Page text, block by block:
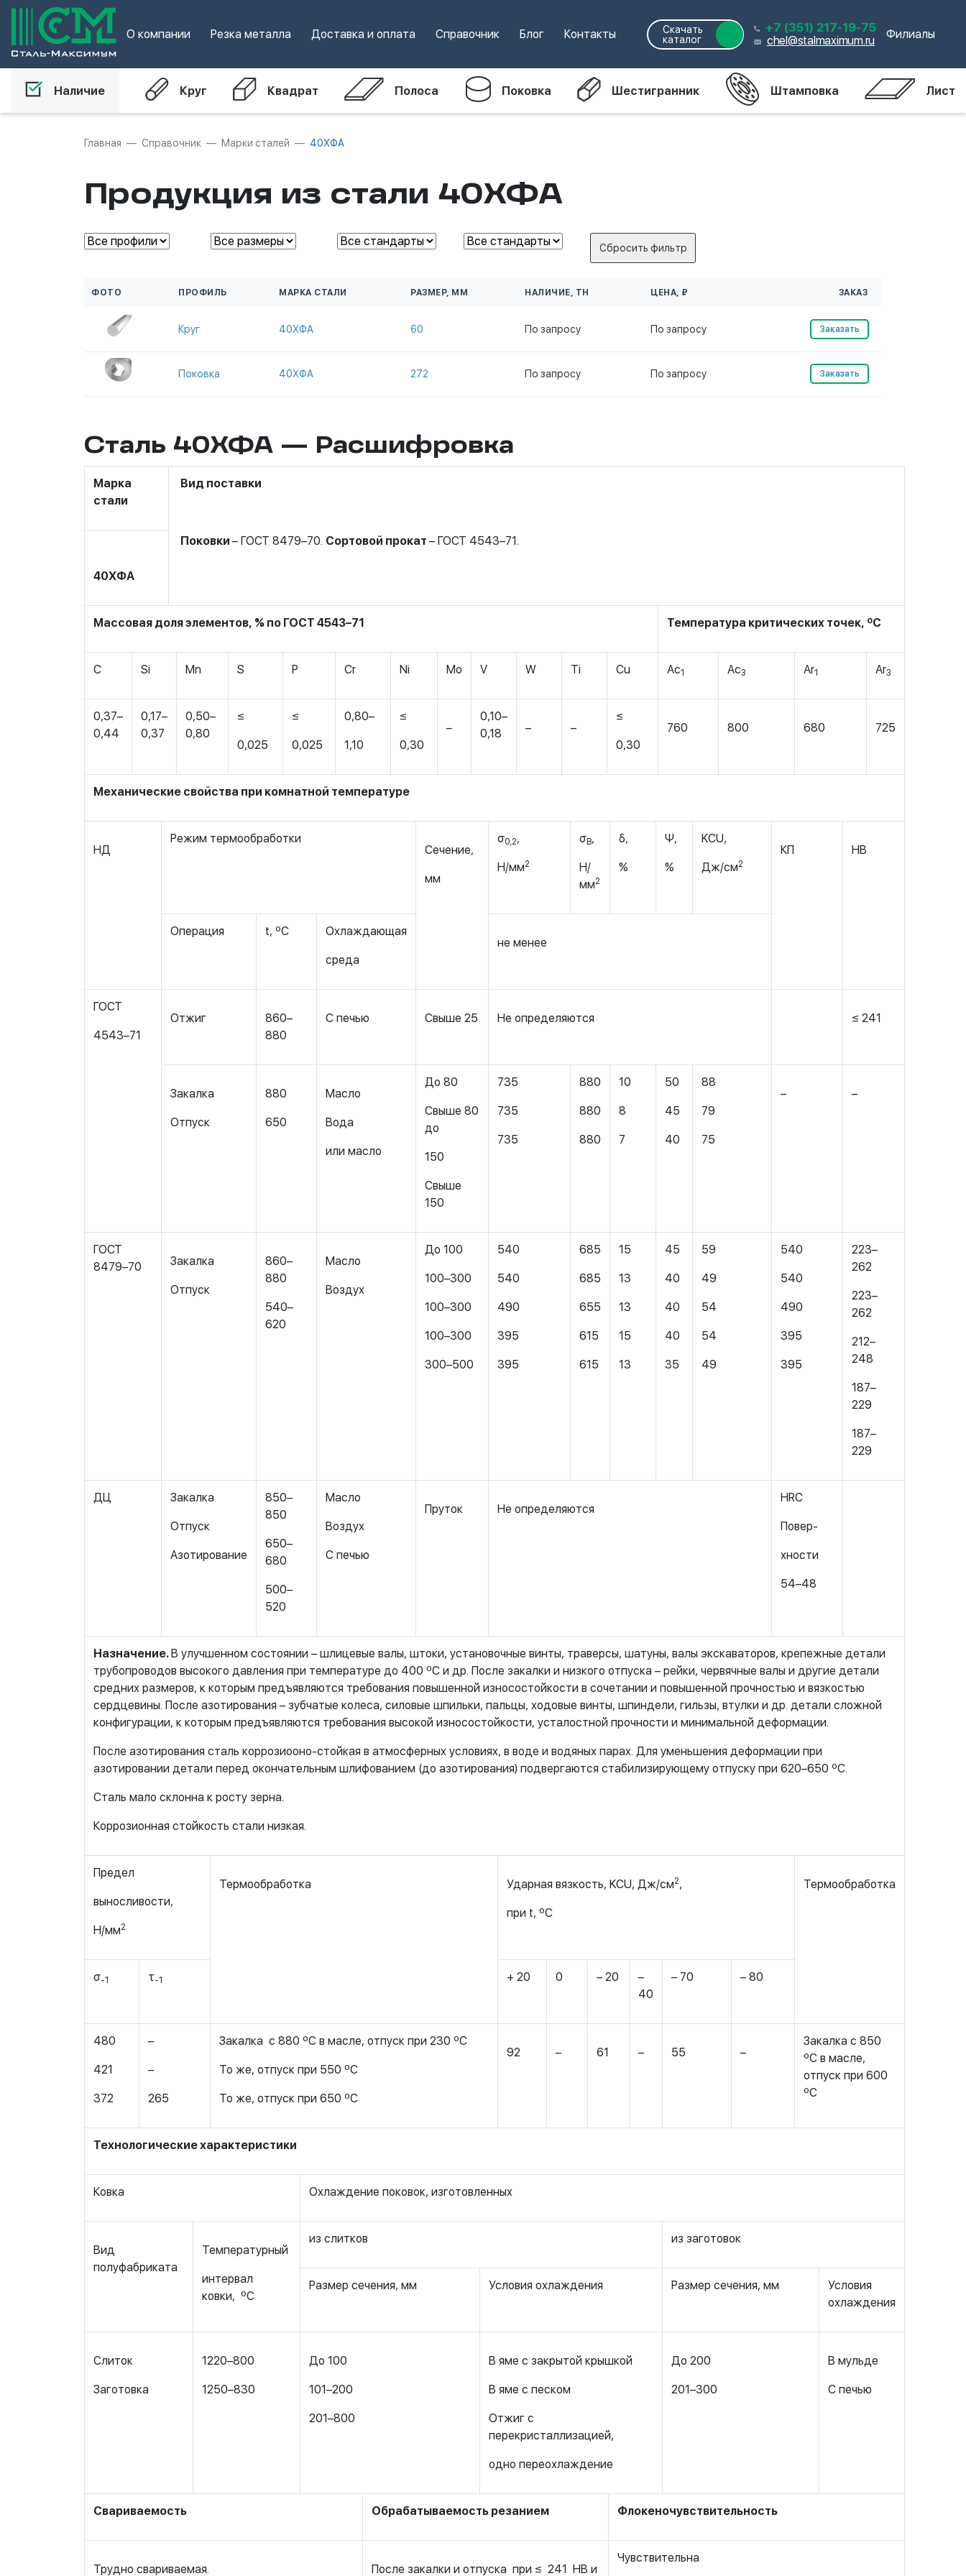
О компании Резка металла Доставка и оплата Справочник Блог Контакты
Скачать
каталог
+7 (351) 217-19-75
chel@stalmaximum.ru Филиалы
Наличие Круг Квадрат Полоса Поковка Шестигранник Штамповка Лист
Главная Справочник Марки сталей 40ХФА
Продукция из стали 40ХФА
Сбросить фильтр
ФОТО ПРОФИЛЬ МАРКА СТАЛИ РАЗМЕР, ММ НАЛИЧИЕ, ТН ЦЕНА, ₽ ЗАКАЗ
Круг 40ХФА 60 По запросу По запросу Заказать
Поковка 40ХФА 272 По запросу По запросу Заказать
Сталь 40ХФА — Расшифровка
Марка
стали
Вид поставки
Поковки – ГОСТ 8479–70. Сортовой прокат – ГОСТ 4543–71.
40ХФА
Массовая доля элементов, % по ГОСТ 4543–71 Температура критических точек, ºС
C Si Mn S P Cr Ni Mo V W Ti Cu Ас1 Ас3 Аr1 Аr3
0,37–
0,44
0,17–
0,37
0,50–
0,80
≤
0,025
≤
0,025
0,80–
1,10
≤
0,30
–
0,10–
0,18
– –
≤
0,30
760 800 680 725
Механические свойства при комнатной температуре
НД
Режим термообработки
Сечение,
мм
σ0,2,
Н/мм2
σВ,
Н/
мм2
δ,
%
Ψ,
%
KCU,
Дж/см2
КП НВ
Операция t, ºС Охлаждающая
среда
не менее
ГОСТ
4543–71
Отжиг
860–
880
С печью Свыше 25 Не определяются ≤ 241
Закалка
Отпуск
880
650
Масло
Вода
или масло
До 80
Свыше 80
до
150
Свыше
150
735
735
735
880
880
880
10
8
7
50
45
40
88
79
75
– –
ГОСТ
8479–70
Закалка
Отпуск
860–
880
540–
620
Масло
Воздух
До 100
100–300
100–300
100–300
300–500
540
540
490
395
395
685
685
655
615
615
15
13
13
15
13
45
40
40
40
35
59
49
54
54
49
540
540
490
395
395
223–
262
223–
262
212–
248
187–
229
187–
229
ДЦ Закалка
Отпуск
Азотирование
850–
850
650–
680
500–
520
Масло
Воздух
С печью
Пруток Не определяются
HRC
Повер-
хности
54–48
Назначение.В улучшенном состоянии – шлицевые валы, штоки, установочные винты, траверсы, шатуны, валы экскаваторов, крепежные детали
трубопроводов высокого давления при температуре до 400 ºС и др. После закалки и низкого отпуска – рейки, червячные валы и другие детали
средних размеров, к которым предъявляются требования повышенной износостойкости в сочетании и повышенной прочностью и вязкостью
сердцевины. После азотирования – зубчатые колеса, силовые шпильки, пальцы, ходовые винты, шпиндели, гильзы, втулки и др. детали сложной
конфигурации, к которым предъявляются требования высокой износостойкости, усталостной прочности и минимальной деформации.
После азотирования сталь коррозиооно-стойкая в атмосферных условиях, в воде и водяных парах. Для уменьшения деформации при
азотировании детали перед окончательным шлифованием (до азотирования) подвергаются стабилизирующему отпуску при 620–650 ºС.
Сталь мало склонна к росту зерна.
Коррозионная стойкость стали низкая.
Предел
выносливости,
Н/мм2
Термообработка Ударная вязкость, KCU, Дж/см2,
при t, ºС
Термообработка
σ-1 τ-1 + 20 0 – 20
–
40
– 70 – 80
480
421
372
–
–
265
Закалка с 880 ºС в масле, отпуск при 230 ºС
То же, отпуск при 550 ºС
То же, отпуск при 650 ºС
92 – 61 – 55 –
Закалка с 850
ºС в масле,
отпуск при 600
ºС
Технологические характеристики
Ковка Охлаждение поковок, изготовленных
Вид
полуфабриката
Температурный
интервал
ковки, ºС
из слитков из заготовок
Размер сечения, мм Условия охлаждения Размер сечения, мм
Условия
охлаждения
Слиток
Заготовка
1220–800
1250–830
До 100
101–200
201–800
В яме с закрытой крышкой
В яме с песком
Отжиг с
перекристаллизацией,
одно переохлаждение
До 200
201–300
В мульде
С печью
Свариваемость Обрабатываемость резанием Флокеночувствительность
Трудно свариваемая. После закалки и отпуска при ≤ 241 НВ и
Чувствительна